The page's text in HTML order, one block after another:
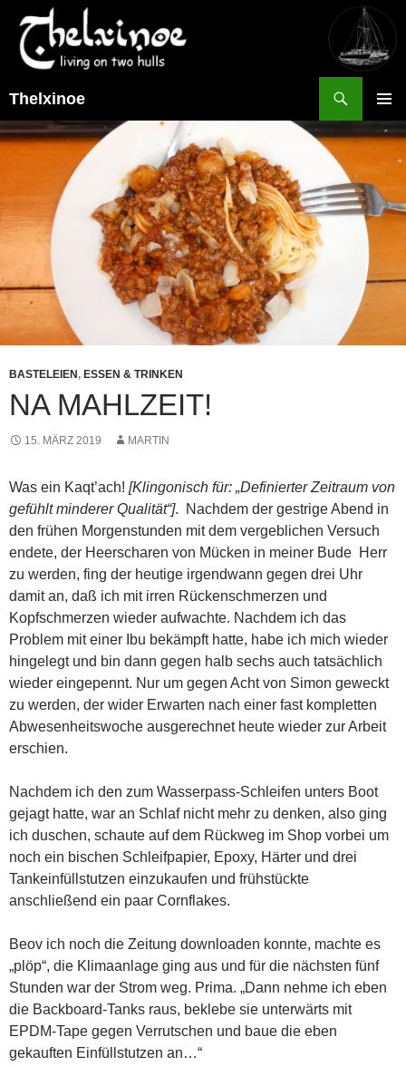
Thelxinoe
MENÜ
INHALT
BASTELEIEN , ESSEN & TRINKEN
NA MAHLZEIT!
15. MÄRZ 2019 MARTIN
Was ein Kaqt’ach! [Klingonisch für: „Definierter Zeitraum von
gefühlt minderer Qualität“]. Nachdem der gestrige Abend in
den frühen Morgenstunden mit dem vergeblichen Versuch
endete, der Heerscharen von Mücken in meiner Bude Herr
zu werden, fing der heutige irgendwann gegen drei Uhr
damit an, daß ich mit irren Rückenschmerzen und
Kopfschmerzen wieder aufwachte. Nachdem ich das
Problem mit einer Ibu bekämpft hatte, habe ich mich wieder
hingelegt und bin dann gegen halb sechs auch tatsächlich
wieder eingepennt. Nur um gegen Acht von Simon geweckt
zu werden, der wider Erwarten nach einer fast kompletten
Abwesenheitswoche ausgerechnet heute wieder zur Arbeit
erschien.
Nachdem ich den zum Wasserpass-Schleifen unters Boot
gejagt hatte, war an Schlaf nicht mehr zu denken, also ging
ich duschen, schaute auf dem Rückweg im Shop vorbei um
noch ein bischen Schleifpapier, Epoxy, Härter und drei
Tankeinfüllstutzen einzukaufen und frühstückte
anschließend ein paar Cornflakes.
Beov ich noch die Zeitung downloaden konnte, machte es
„plöp“, die Klimaanlage ging aus und für die nächsten fünf
Stunden war der Strom weg. Prima. „Dann nehme ich eben
die Backboard-Tanks raus, beklebe sie unterwärts mit
EPDM-Tape gegen Verrutschen und baue die eben
gekauften Einfüllstutzen an…“